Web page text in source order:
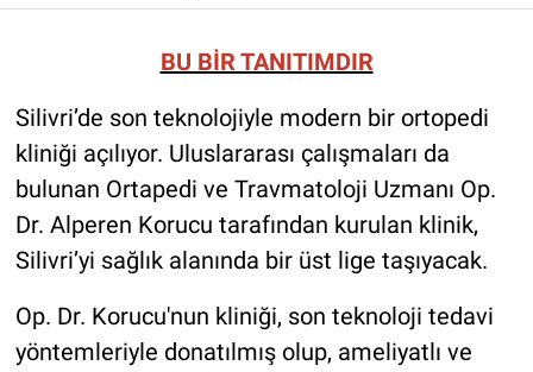
BU BİR TANITIMDIR
Silivri’de son teknolojiyle modern bir ortopedi
kliniği açılıyor. Uluslararası çalışmaları da
bulunan Ortapedi ve Travmatoloji Uzmanı Op.
Dr. Alperen Korucu tarafından kurulan klinik,
Silivri’yi sağlık alanında bir üst lige taşıyacak.
Op. Dr. Korucu'nun kliniği, son teknoloji tedavi
yöntemleriyle donatılmış olup, ameliyatlı ve